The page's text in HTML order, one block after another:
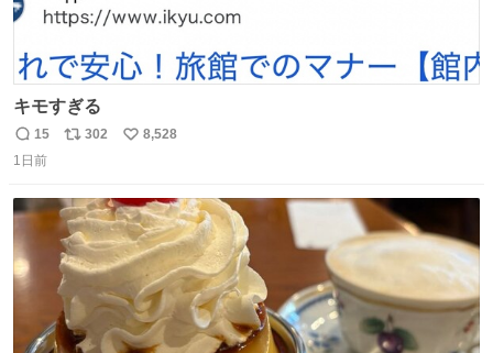
キモすぎる
返
信
15
リ
ト
数
302
い
数
8,528
1日前